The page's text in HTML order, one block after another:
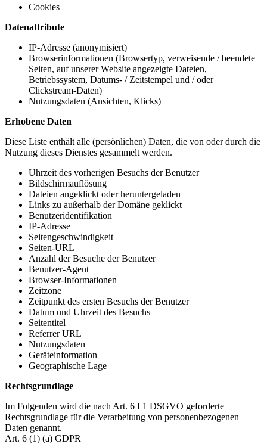
Cookies
Datenattribute
IP-Adresse (anonymisiert)
Browserinformationen (Browsertyp, verweisende / beendete
Seiten, auf unserer Website angezeigte Dateien,
Betriebssystem, Datums- / Zeitstempel und / oder
Clickstream-Daten)
Nutzungsdaten (Ansichten, Klicks)
Erhobene Daten
Diese Liste enthält alle (persönlichen) Daten, die von oder durch die
Nutzung dieses Dienstes gesammelt werden.
Uhrzeit des vorherigen Besuchs der Benutzer
Bildschirmauflösung
Dateien angeklickt oder heruntergeladen
Links zu außerhalb der Domäne geklickt
Benutzeridentifikation
IP-Adresse
Seitengeschwindigkeit
Seiten-URL
Anzahl der Besuche der Benutzer
Benutzer-Agent
Browser-Informationen
Zeitzone
Zeitpunkt des ersten Besuchs der Benutzer
Datum und Uhrzeit des Besuchs
Seitentitel
Referrer URL
Nutzungsdaten
Geräteinformation
Geographische Lage
Rechtsgrundlage
Im Folgenden wird die nach Art. 6 I 1 DSGVO geforderte
Rechtsgrundlage für die Verarbeitung von personenbezogenen
Daten genannt.
Art. 6 (1) (a) GDPR